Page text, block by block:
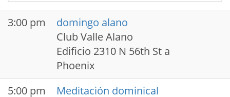
3:00 pm
domingo alano
Club Valle Alano
Edificio 2310 N 56th St a
Phoenix
5:00 pm
Meditación dominical